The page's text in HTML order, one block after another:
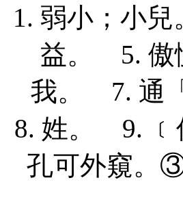
1. 弱小；小
益。 5. 傲
我。 7. 通
8. 姓。 9. ﹝
孔可外窺。